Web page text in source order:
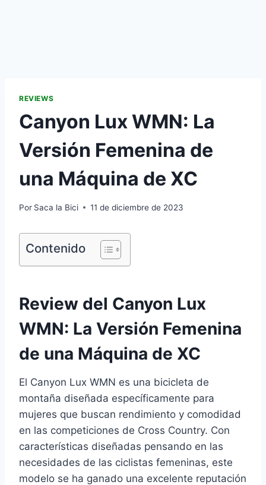
REVIEWS
Canyon Lux WMN: La
Versión Femenina de
una Máquina de XC
Por Saca la Bici 11 de diciembre de 2023
Contenido
Review del Canyon Lux
WMN: La Versión Femenina
de una Máquina de XC
El Canyon Lux WMN es una bicicleta de
montaña diseñada específicamente para
mujeres que buscan rendimiento y comodidad
en las competiciones de Cross Country. Con
características diseñadas pensando en las
necesidades de las ciclistas femeninas, este
modelo se ha ganado una excelente reputación